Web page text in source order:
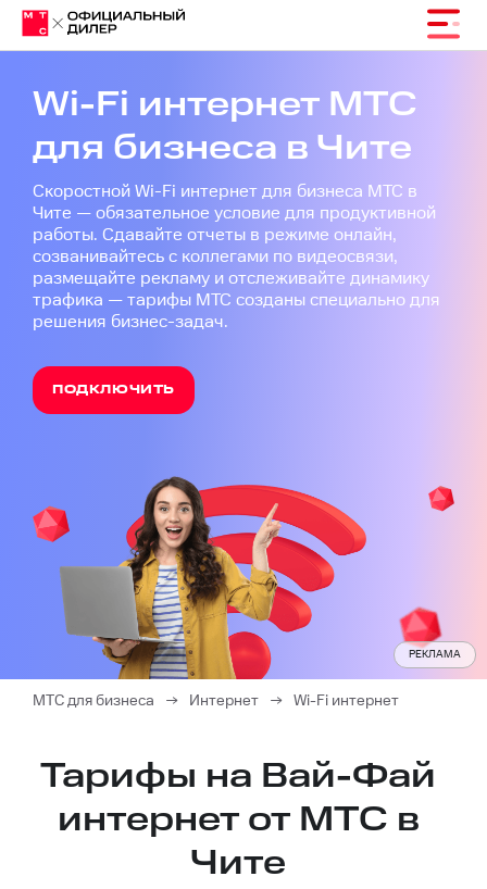
Wi-Fi интернет МТС
для бизнеса в Чите
Скоростной Wi-Fi интернет для бизнеса МТС в
Чите — обязательное условие для продуктивной
работы. Сдавайте отчеты в режиме онлайн,
созванивайтесь с коллегами по видеосвязи,
размещайте рекламу и отслеживайте динамику
трафика — тарифы МТС созданы специально для
решения бизнес-задач.
ПОДКЛЮЧИТЬ
РЕКЛАМА
МТС для бизнеса → Интернет → Wi-Fi интернет
Тарифы на Вай-Фай
интернет от МТС в
Чите